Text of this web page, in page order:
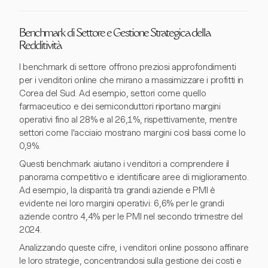
Benchmark di Settore e Gestione Strategica della
Redditività
I benchmark di settore offrono preziosi approfondimenti
per i venditori online che mirano a massimizzare i profitti in
Corea del Sud. Ad esempio, settori come quello
farmaceutico e dei semiconduttori riportano margini
operativi fino al 28% e al 26,1%, rispettivamente, mentre
settori come l'acciaio mostrano margini così bassi come lo
0,9%.
Questi benchmark aiutano i venditori a comprendere il
panorama competitivo e identificare aree di miglioramento.
Ad esempio, la disparità tra grandi aziende e PMI è
evidente nei loro margini operativi: 6,6% per le grandi
aziende contro 4,4% per le PMI nel secondo trimestre del
2024.
Analizzando queste cifre, i venditori online possono affinare
le loro strategie, concentrandosi sulla gestione dei costi e